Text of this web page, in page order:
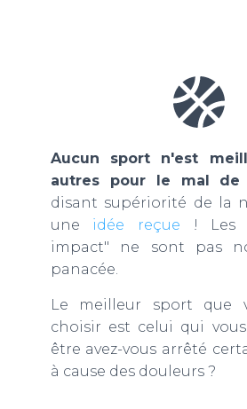
Aucun sport n'est
autres pour le mal de
disant supériorité de la
une idée reçue ! Les
impact" ne sont pas
panacée.
Le meilleur sport que
choisir est celui qui
être avez-vous arrêté
à cause des douleurs ?